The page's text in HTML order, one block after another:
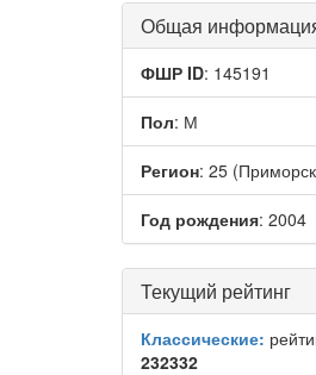
Общая
ФШР ID: 145191
Пол: М
Регион: 25
Год рождения: 2004
Текущий рейтинг
Классические:
232332